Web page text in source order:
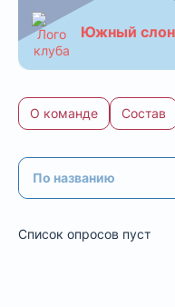
Южный слон
О команде Состав
Список опросов пуст